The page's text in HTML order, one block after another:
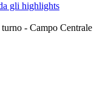
gli highlights
- Campo